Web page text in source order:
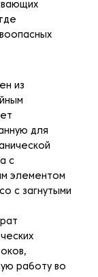
из
для
с
элементом
с загнутыми
работу во